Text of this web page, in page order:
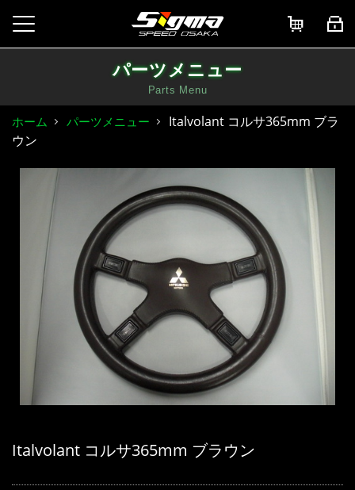
パーツメニュー
Parts Menu
ホーム パーツメニュー
Italvolant コルサ365mm ブラ
ウン
Italvolant コルサ365mm ブラウン